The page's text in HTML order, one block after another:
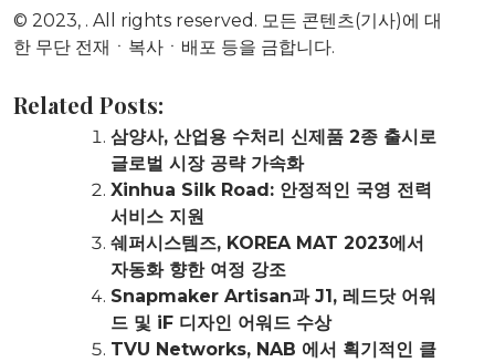
© 2023, . All rights reserved. 모든 콘텐츠(기사)에 대
한 무단 전재ㆍ복사ㆍ배포 등을 금합니다.
Related Posts:
삼양사, 산업용 수처리 신제품 2종 출시로
글로벌 시장 공략 가속화
Xinhua Silk Road: 안정적인 국영 전력
서비스 지원
쉐퍼시스템즈, KOREA MAT 2023에서
자동화 향한 여정 강조
Snapmaker Artisan과 J1, 레드닷 어워
드 및 iF 디자인 어워드 수상
TVU Networks, NAB 에서 획기적인 클